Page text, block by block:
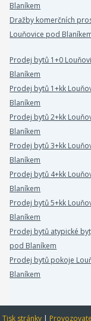
Blaníkem
Dražby komerčních
Louňovice pod
Prodej bytů 1+0
Blaníkem
Prodej bytů 1+kk
Blaníkem
Prodej bytů 2+kk
Blaníkem
Prodej bytů 3+kk
Blaníkem
Prodej bytů 4+kk
Blaníkem
Prodej bytů 5+kk
Blaníkem
Prodej bytů atypické
pod Blaníkem
Prodej bytů pokoje
Blaníkem
Tisk stránky |